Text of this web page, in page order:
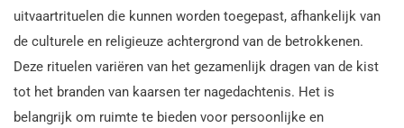
uitvaartrituelen die kunnen worden toegepast, afhankelijk van
de culturele en religieuze achtergrond van de betrokkenen.
Deze rituelen variëren van het gezamenlijk dragen van de kist
tot het branden van kaarsen ter nagedachtenis. Het is
belangrijk om ruimte te bieden voor persoonlijke en